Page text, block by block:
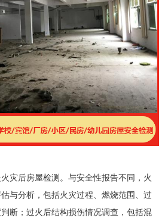
灾后房屋检测。与安全性报告不同，火
与分析，包括火灾过程、燃烧范围、过
断；过火后结构损伤情况调查，包括混